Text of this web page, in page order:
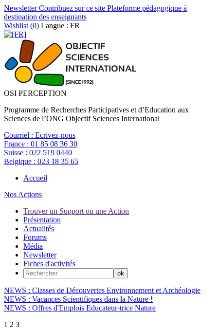
NewsletterContribuez sur ce site Plateforme pédagogique à
destination des enseignants
Wishlist (0) Langue : FR
OSI PERCEPTION
Programme de Recherches Participatives et d’Education aux
Sciences de l’ONG Objectif Sciences International
Courriel : Ecrivez-nous
France : 01 85 08 36 30
Suisse : 022 519 0440
Belgique : 023 18 35 65
Accueil
Nos Actions
Trouver un Support ou une Action
Présentation
Actualités
Forums
Média
Newsletter
Fiches d'activités
NEWS : Classes de Découvertes Environnement et Archéologie
NEWS : Vacances Scientifiques dans la Nature !
NEWS : Offres d'Emplois Educateur-trice Nature
1 2 3